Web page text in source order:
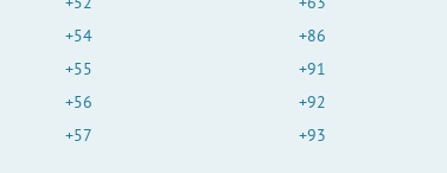
+54
+55
+56
+57
+86
+91
+92
+93